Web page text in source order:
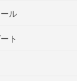
ル
ト